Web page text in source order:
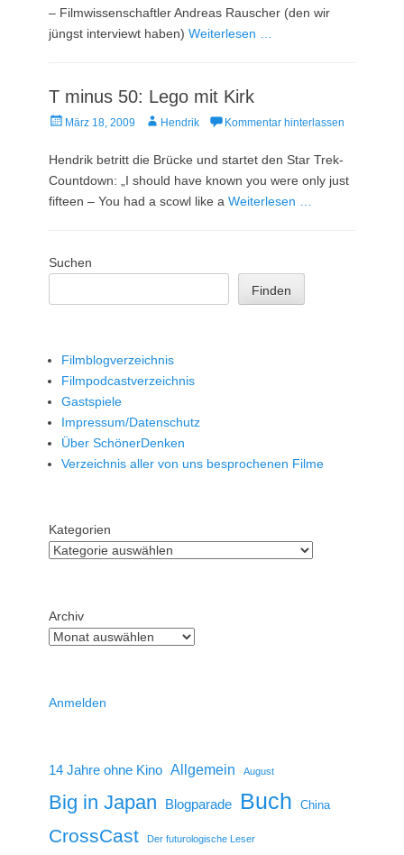
– Filmwissenschaftler Andreas Rauscher (den wir
jüngst interviewt haben) Weiterlesen …
T minus 50: Lego mit Kirk
Veröffentlicht
März 18, 2009 AutorHendrik Kommentar hinterlassen
Hendrik betritt die Brücke und startet den Star Trek-
Countdown: „I should have known you were only just
fifteen – You had a scowl like a Weiterlesen …
Suchen
Finden
Filmblogverzeichnis
Filmpodcastverzeichnis
Gastspiele
Impressum/Datenschutz
Über SchönerDenken
Verzeichnis aller von uns besprochenen Filme
Kategorien
Archiv
Anmelden
14 Jahre ohne Kino Allgemein August
Big in Japan Blogparade Buch China
CrossCast Der futurologische Leser